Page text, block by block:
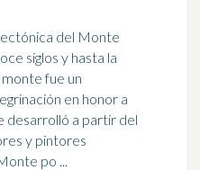
del Monte
siglos y hasta la
fue un
en honor a
desarrolló a partir del
y pintores
po ...